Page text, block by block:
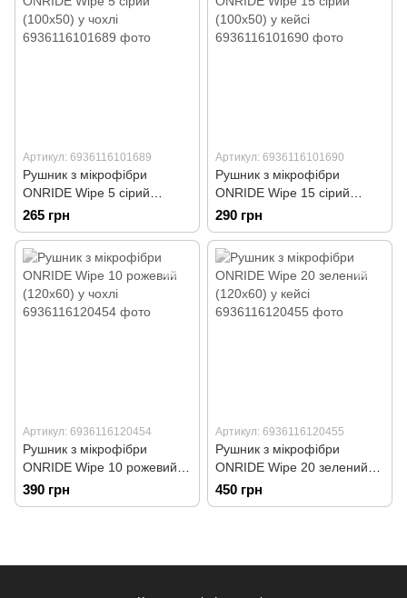
Артикул: 6936116101689
Рушник з мікрофібри
ONRIDE Wipe 5 сірий
(100х50) у чохлі
265 грн
Артикул: 6936116101690
Рушник з мікрофібри
ONRIDE Wipe 15 сірий
(100х50) у кейсі
290 грн
Артикул: 6936116120454
Рушник з мікрофібри
ONRIDE Wipe 10 рожевий
(120х60) у чохлі
390 грн
Артикул: 6936116120455
Рушник з мікрофібри
ONRIDE Wipe 20 зелений
(120х60) у кейсі
450 грн